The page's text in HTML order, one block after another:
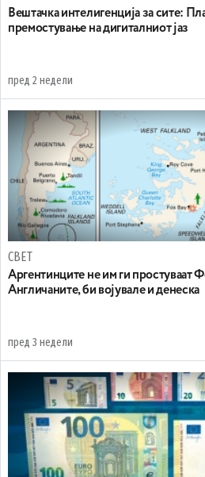
Вештачка интелигенција за сите:
премостување на дигиталниот јаз
пред 2 недели
СВЕТ
Аргентинците не им ги простуваат
Англичаните, би војувале и денеска
пред 3 недели